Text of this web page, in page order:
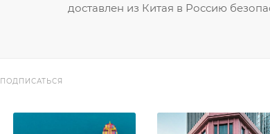
доставлен из Китая в Россию
ПОДПИСАТЬСЯ